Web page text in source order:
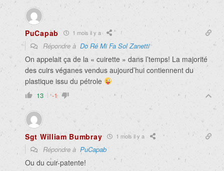
PuCapab 1 mois il y a
Répondre à Do Ré Mi Fa Sol Zanetti
On appelait ça de la « cuirette » dans l’temps! La majorité
des cuirs véganes vendus aujourd’hui contiennent du
plastique issu du pétrole
13 -1
Sgt William Bumbray 1 mois il y a
Répondre à PuCapab
Ou du cuir-patente!